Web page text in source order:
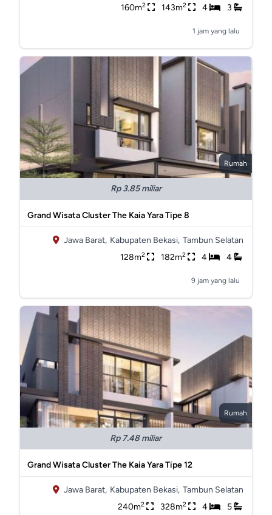
160m2 143m2 4 3
1 jam yang lalu
Rumah
Rp 3.85 miliar
Grand Wisata Cluster The Kaia Yara Tipe 8
Jawa Barat, Kabupaten Bekasi, Tambun Selatan
128m2 182m2 4 4
9 jam yang lalu
Rumah
Rp 7.48 miliar
Grand Wisata Cluster The Kaia Yara Tipe 12
Jawa Barat, Kabupaten Bekasi, Tambun Selatan
240m2 328m2 4 5